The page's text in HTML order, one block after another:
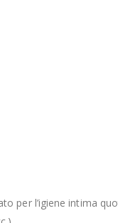
per l’igiene intima